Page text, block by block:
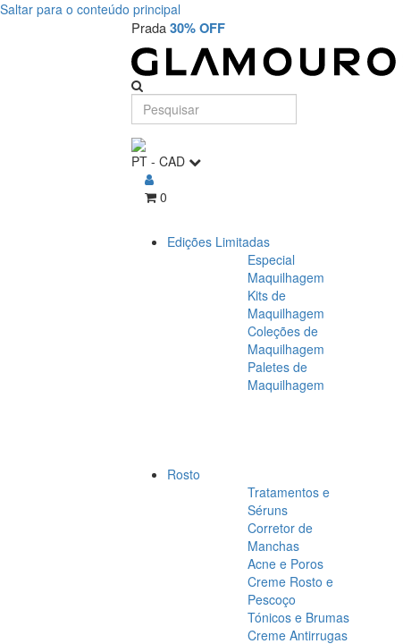
Saltar para o conteúdo principal
Prada30% OFF
PT - CAD
0
Edições Limitadas
Especial
Maquilhagem
Kits de
Maquilhagem
Coleções de
Maquilhagem
Paletes de
Maquilhagem
Rosto
Tratamentos e
Séruns
Corretor de
Manchas
Acne e Poros
Creme Rosto e
Pescoço
Tónicos e Brumas
Creme Antirrugas